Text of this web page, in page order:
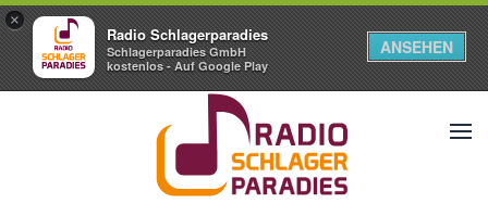
×
Radio Schlagerparadies
Schlagerparadies GmbH
kostenlos - Auf Google Play
ANSEHEN